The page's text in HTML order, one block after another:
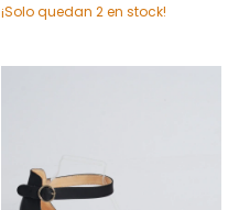
¡Solo quedan 2en stock!